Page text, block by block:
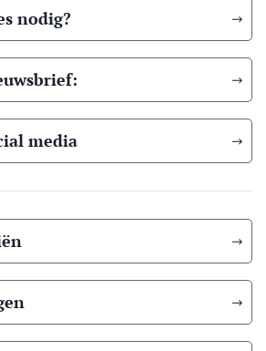
nodig?
media